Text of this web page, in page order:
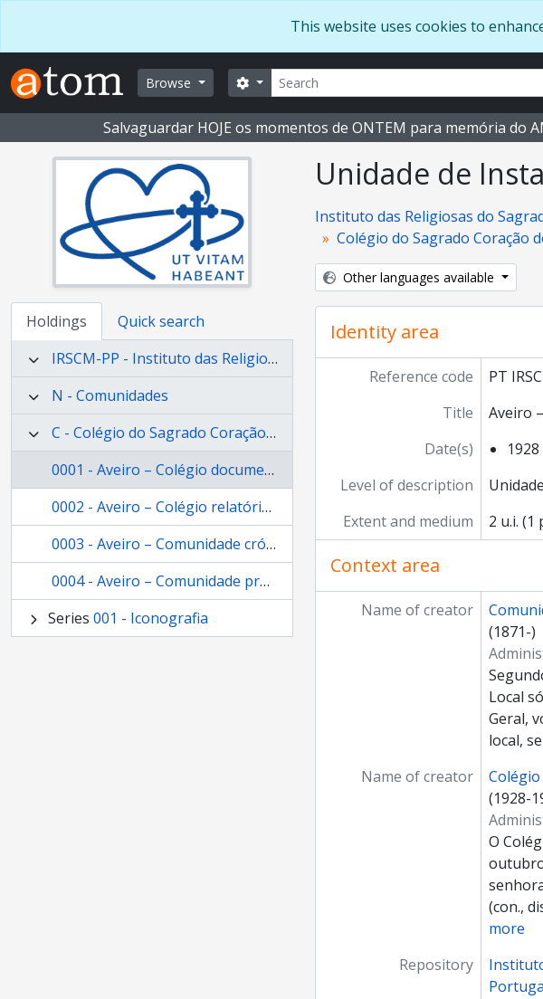
This website uses cookies to
Browse Search
Search options
Salvaguardar HOJE os momentos de ONTEM para memória do
Holdings
Quick search
IRSCM-PP - Instituto das Religiosas do Sagrado Coração de Maria - Província Portuguesa
N - Comunidades
C - Colégio do Sagrado Coração de Maria (Aveiro)
0001 - Aveiro – Colégio documentação vária
0002 - Aveiro – Colégio relatório de atividades apostólicas
0003 - Aveiro – Comunidade crónica
0004 - Aveiro – Comunidade projeto comunitário
Series 001 - Iconografia
Unidade de
Instituto das Religiosas do
Colégio do Sagrado Coração
Other languages available
Identity area
Reference code
PT
Title
Aveiro
Date(s)
Level of description
Extent and medium
2 u.i. (1
Context area
Name of creator
(1871-)
Local
Geral,
local,
Name of creator
(1928-
O
(con.,
more
Repository